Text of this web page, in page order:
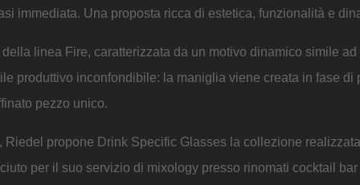
immediata. Una proposta ricca di estetica, funzionalità e
linea Fire, caratterizzata da un motivo dinamico simile ad
produttivo inconfondibile: la maniglia viene creata in fase di
pezzo unico.
propone Drink Specific Glasses la collezione
per il suo servizio di mixology presso rinomati cocktail bar